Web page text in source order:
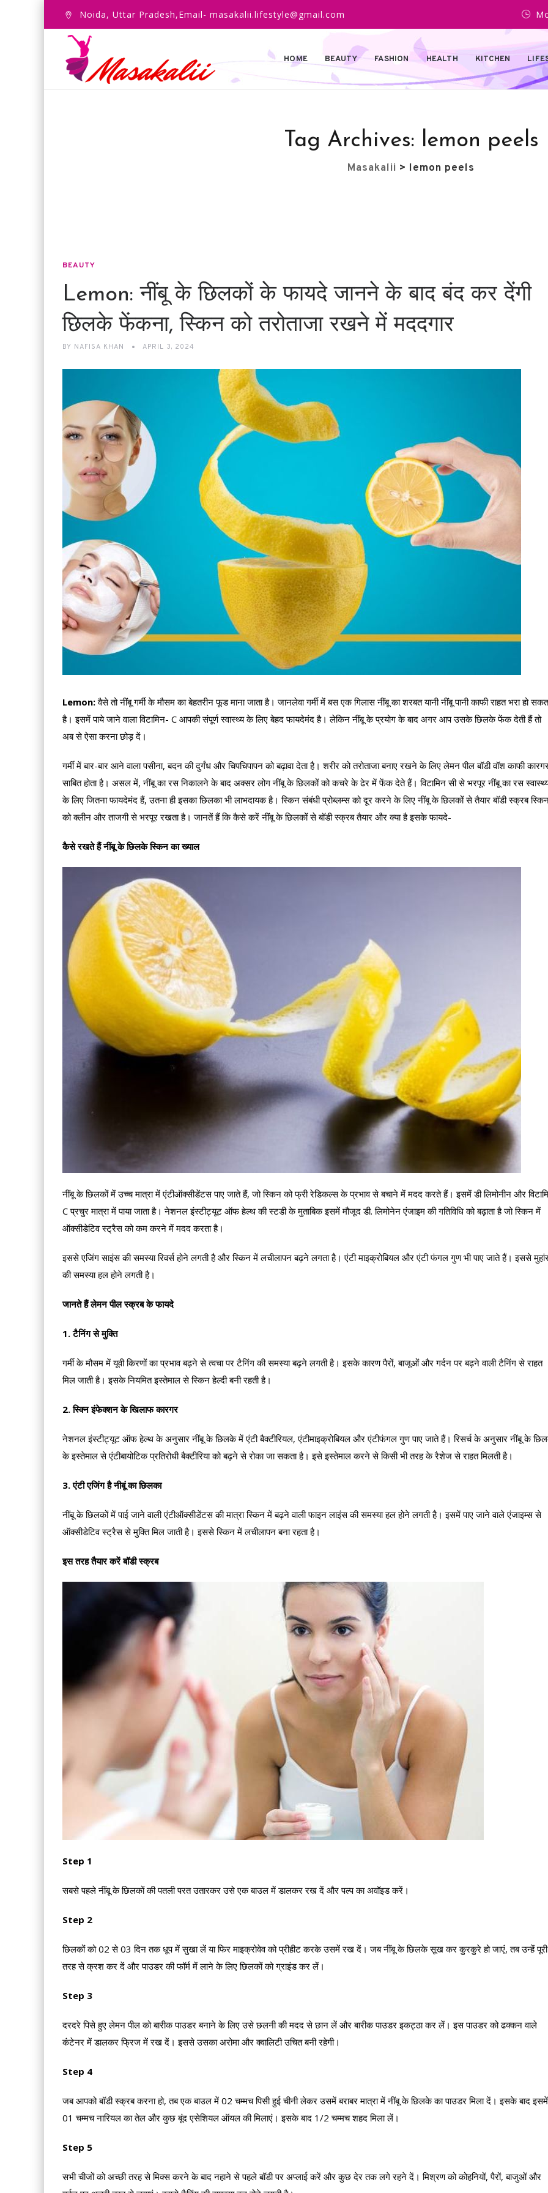
Noida, Uttar Pradesh,Email- masakalii.lifestyle@gmail.com
HOME BEAUTY FASHION HEALTH KITCHEN
Tag Archives: lemon peels
Masakalii > lemon peels
BEAUTY
Lemon: नींबू के छिलकों के फायदे जानने के बाद बंद कर देंगी
छिलके फेंकना, स्किन को तरोताजा रखने में मददगार
BY NAFISA KHAN APRIL 3, 2024
Lemon:वैसे तो नींबू गर्मी के मौसम का बेहतरीन फूड माना जाता है। जानलेवा गर्मी में बस एक गिलास नींबू का शरबत यानी नींबू पानी काफी राहत भरा हो
है। इसमें पाये जाने वाला विटामिन- C आपकी संपूर्ण स्वास्थ्य के लिए बेहद फायदेमंद है। लेकिन नींबू के प्रयोग के बाद अगर आप उसके छिलके फेंक देती हैं तो
अब से ऐसा करना छोड़ दें।
गर्मी में बार-बार आने वाला पसीना, बदन की दुर्गंध और चिपचिपापन को बढ़ावा देता है। शरीर को तरोताजा बनाए रखने के लिए लेमन पील बॉडी वॉश काफी
साबित होता है। असल में, नींबू का रस निकालने के बाद अक्सर लोग नींबू के छिलकों को कचरे के ढेर में फेंक देते हैं। विटामिन सी से भरपूर नींबू का रस
के लिए जितना फायदेमंद हैं, उतना ही इसका छिलका भी लाभदायक है। स्किन संबंधी प्रोब्लम्स को दूर करने के लिए नींबू के छिलकों से तैयार बॉडी स्क्रब
को क्लीन और ताजगी से भरपूर रखता है। जानतें हैं कि कैसे करें नींबू के छिलकों से बॉडी स्क्रब तैयार और क्या है इसके फायदे-
कैसे रखते हैं नींबू के छिलके स्किन का ख्याल
नींबू के छिलकों में उच्च मात्रा में एंटीऑक्सीडेंटस पाए जाते हैं, जो स्किन को फ्री रेडिकल्स के प्रभाव से बचाने में मदद करते हैं। इसमें डी लिमोनीन और
C प्रचुर मात्रा में पाया जाता है। नेशनल इंस्टीट्यूट ऑफ हेल्थ की स्टडी के मुताबिक इसमें मौजूद डी. लिमोनेन एंजाइम की गतिविधि को बढ़ाता है जो स्किन में
ऑक्सीडेटिव स्ट्रैस को कम करने में मदद करता है।
इससे एजिंग साइंस की समस्या रिवर्स होने लगती है और स्किन में लचीलापन बढ़ने लगता है। एंटी माइक्रोबियल और एंटी फंगल गुण भी पाए जाते हैं। इससे
की समस्या हल होने लगती है।
जानते हैं लेमन पील स्क्रब के फायदे
1. टैनिंग से मुक्ति
गर्मी के मौसम में यूवी किरणों का प्रभाव बढ़ने से त्वचा पर टैनिंग की समस्या बढ़ने लगती है। इसके कारण पैरों, बाजूओं और गर्दन पर बढ़ने वाली टैनिंग से राहत
मिल जाती है। इसके नियमित इस्तेमाल से स्किन हेल्दी बनी रहती है।
2. स्क्नि इंफेक्शन के खिलाफ कारगर
नेशनल इंस्टीट्यूट ऑफ हेल्थ के अनुसार नींबू के छिलके में एंटी बैक्टीरियल, एंटीमाइक्रोबियल और एंटीफंगल गुण पाए जाते हैं। रिसर्च के अनुसार नींबू के
के इस्तेमाल से एंटीबायोटिक प्रतिरोधी बैक्टीरिया को बढ़ने से रोका जा सकता है। इसे इस्तेमाल करने से किसी भी तरह के रैशेज से राहत मिलती है।
3. एंटी एजिंग है नीबूं का छिलका
नींबू के छिलकों में पाई जाने वाली एंटीऑक्सीडेंटस की मात्रा स्किन में बढ़ने वाली फाइन लाइंस की समस्या हल होने लगती है। इसमें पाए जाने वाले एंजाइम्स से
ऑक्सीडेटिव स्ट्रैस से मुक्ति मिल जाती है। इससे स्किन में लचीलापन बना रहता है।
इस तरह तैयार करें बॉडी स्क्रब
Step 1
सबसे पहले नींबू के छिलकों की पतली परत उतारकर उसे एक बाउल में डालकर रख दें और पल्प का अवॉइड करें।
Step 2
छिलकों को 02 से 03 दिन तक धूप में सुखा लें या फिर माइक्रोवेव को प्रीहीट करके उसमें रख दें। जब नींबू के छिलके सूख कर कुरकुरे हो जाएं, तब उन्हें पूरी
तरह से क्रश कर दें और पाउडर की फॉर्म में लाने के लिए छिलकों को ग्राइंड कर लें।
Step 3
दरदरे पिसे हुए लेमन पील को बारीक पाउडर बनाने के लिए उसे छलनी की मदद से छान लें और बारीक पाउडर इकट्ठा कर लें। इस पाउडर को ढक्कन वाले
कंटेनर में डालकर फ्रिज में रख दें। इससे उसका अरोमा और क्वालिटी उचित बनी रहेगी।
Step 4
जब आपको बॉडी स्क्रब करना हो, तब एक बाउल में 02 चम्मच पिसी हुई चीनी लेकर उसमें बराबर मात्रा में नींबू के छिलके का पाउडर मिला दें। इसके बाद इसमें
01 चम्मच नारियल का तेल और कुछ बूंद एसेशियल ऑयल की मिलाएं। इसके बाद 1/2 चम्मच शहद मिला लें।
Step 5
सभी चीजों को अच्छी तरह से मिक्स करने के बाद नहाने से पहले बॉडी पर अप्लाई करें और कुछ देर तक लगे रहने दें। मिश्रण को कोहनियों, पैरों, बाजुओं और